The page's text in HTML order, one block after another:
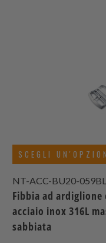
SCEGLI
NT-ACC-BU20-059BL
Fibbia ad ardiglione
acciaio inox 316L
sabbiata